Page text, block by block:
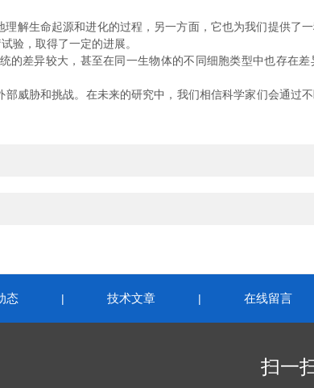
生命起源和进化的过程，另一方面，它也为我们提供了
验，取得了一定的进展。
差异较大，甚至在同一生物体的不同细胞类型中也存在
胁和挑战。在未来的研究中，我们相信科学家们会通过
态 | 技术文章 | 在线留言
扫一